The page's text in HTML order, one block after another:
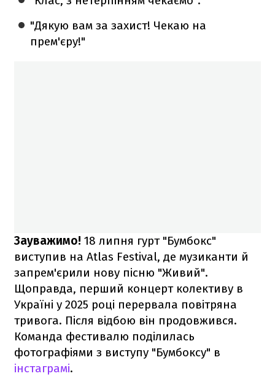
"Дякую вам за захист! Чекаю на
прем'єру!"
Зауважимо! 18 липня гурт "Бумбокс"
виступив на Atlas Festival, де музиканти й
запрем'єрили нову пісню "Живий".
Щоправда, перший концерт колективу в
Україні у 2025 році перервала повітряна
тривога. Після відбою він продовжився.
Команда фестивалю поділилась
фотографіями з виступу "Бумбоксу" в
інстаграмі.